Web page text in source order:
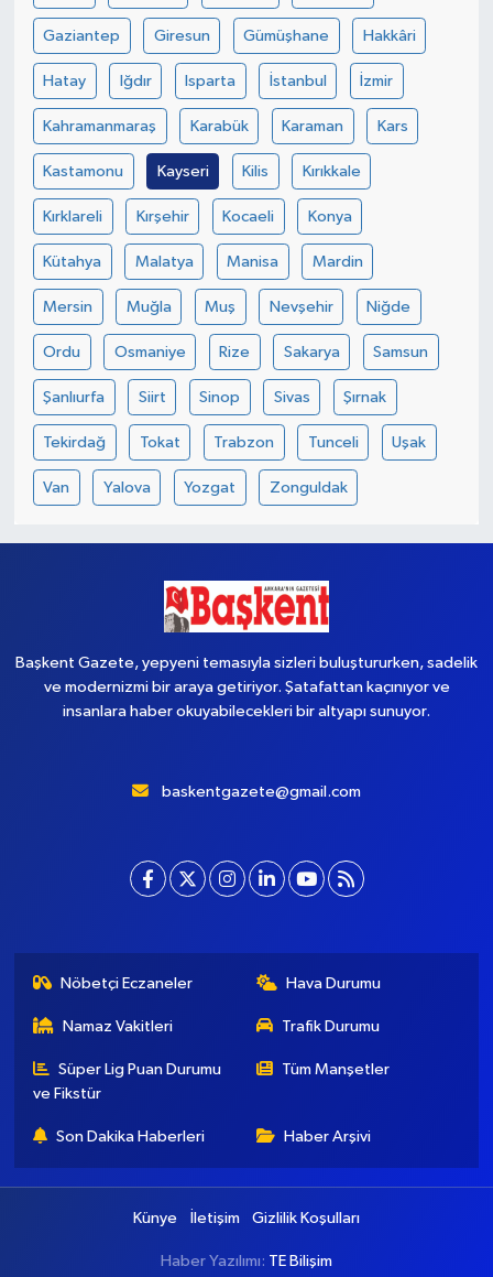
Gaziantep Giresun Gümüşhane Hakkâri
Hatay Iğdır Isparta İstanbul İzmir
Kahramanmaraş Karabük Karaman Kars
Kastamonu Kayseri Kilis Kırıkkale
Kırklareli Kırşehir Kocaeli Konya
Kütahya Malatya Manisa Mardin
Mersin Muğla Muş Nevşehir Niğde
Ordu Osmaniye Rize Sakarya Samsun
Şanlıurfa Siirt Sinop Sivas Şırnak
Tekirdağ Tokat Trabzon Tunceli Uşak
Van Yalova Yozgat Zonguldak
Başkent Gazete, yepyeni temasıyla sizleri buluştururken, sadelik
ve modernizmi bir araya getiriyor. Şatafattan kaçınıyor ve
insanlara haber okuyabilecekleri bir altyapı sunuyor.
baskentgazete@gmail.com
Nöbetçi Eczaneler Hava Durumu
Namaz Vakitleri Trafik Durumu
Süper Lig Puan Durumu
ve Fikstür
Tüm Manşetler
Son Dakika Haberleri Haber Arşivi
Künye İletişim Gizlilik Koşulları
Haber Yazılımı: TE Bilişim